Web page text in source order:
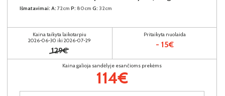
Išmatavimai: A: 72cm P: 80cm G: 32cm
Kaina taikyta laikotarpiu
2026-06-30 iki 2026-07-29
129€
Pritaikyta nuolaida
- 15€
Kaina galioja sandėlyje esančioms prekėms
114€